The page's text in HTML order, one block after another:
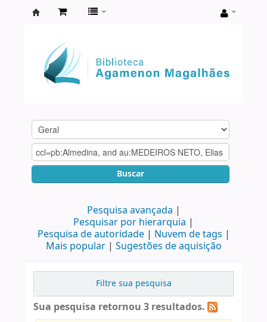
Agamenon
Magalhães
Buscar
Pesquisa avançada
Pesquisar por hierarquia
Pesquisa de autoridade
Nuvem de tags
Mais popular
Sugestões de aquisição
Filtre sua pesquisa
Sua pesquisa retornou 3 resultados.